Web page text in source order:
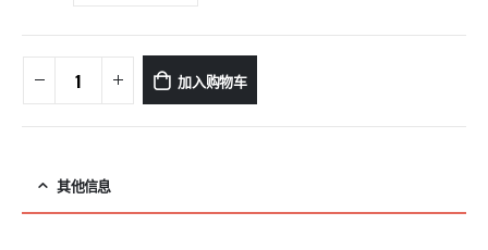
加入购物车
其他信息